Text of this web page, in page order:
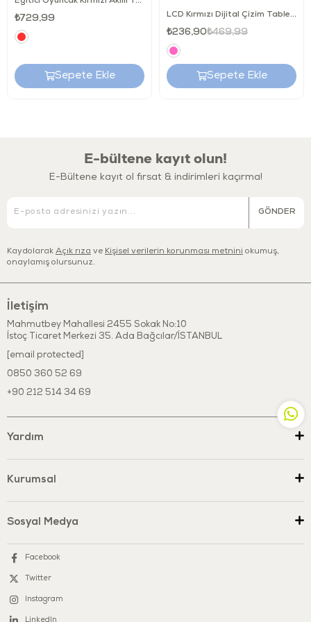
LCD ekranı korumak ve uzun süre kullanabilmek için lütfen ekran
üzerinde keskin nesneler kullanmayınız.
Eğitici Oyuncak Kırmızı Akıllı Telefonum
₺729,99
Sepete Ekle
LCD Kırmızı Dijital Çizim Tableti 8,5 İnç
₺236,90₺469,99
Sepete Ekle
E-bültene kayıt olun!
E-Bültene kayıt ol fırsat & indirimleri kaçırma!
GÖNDER
Kaydolarak Açık rıza ve Kişisel verilerin korunması metnini okumuş,
onaylamış olursunuz.
İletişim
Mahmutbey Mahallesi 2455 Sokak No:10
İstoç Ticaret Merkezi 35. Ada Bağcılar/İSTANBUL
[email protected]
0850 360 52 69
+90 212 514 34 69
Yardım
Kurumsal
Sosyal Medya
Facebook
Twitter
Instagram